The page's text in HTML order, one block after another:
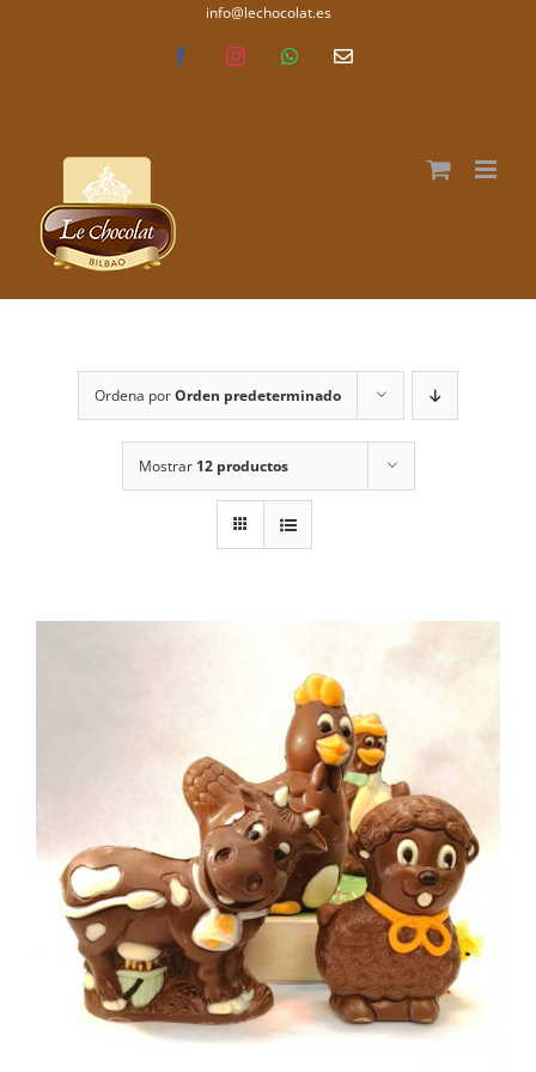
info@lechocolat.es
FacebookInstagramWhatsAppCorreo
Ordena porOrden predeterminado
Mostrar 12 productos